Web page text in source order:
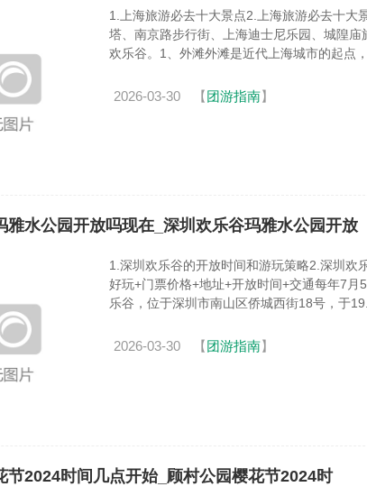
1.上海旅游必去十大景点2.上海旅游必去十大
塔、南京路步行街、上海迪士尼乐园、城隍
欢乐谷。1、外滩外滩是近代上海城市的起点，
2026-03-30 【团游指南】
雅水公园开放吗现在_深圳欢乐谷玛雅水公园开放
1.深圳欢乐谷的开放时间和游玩策略2.深圳欢
好玩+门票价格+地址+开放时间+交通每年7
乐谷，位于深圳市南山区侨城西街18号，于
2026-03-30 【团游指南】
节2024时间几点开始_顾村公园樱花节2024时